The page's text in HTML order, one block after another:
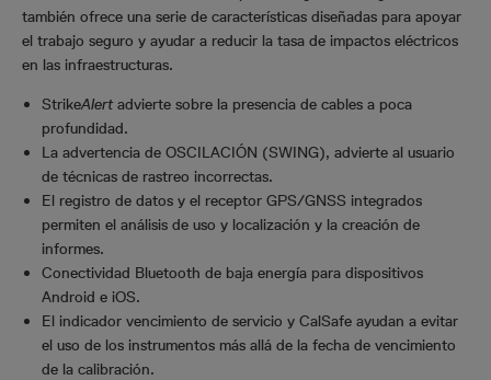
también ofrece una serie de características diseñadas para apoyar
el trabajo seguro y ayudar a reducir la tasa de impactos eléctricos
en las infraestructuras.
StrikeAlertadvierte sobre la presencia de cables a poca
profundidad.
La advertencia de OSCILACIÓN (SWING), advierte al usuario
de técnicas de rastreo incorrectas.
El registro de datos y el receptor GPS/GNSS integrados
permiten el análisis de uso y localización y la creación de
informes.
Conectividad Bluetooth de baja energía para dispositivos
Android e iOS.
El indicador vencimiento de servicio y CalSafe ayudan a evitar
el uso de los instrumentos más allá de la fecha de vencimiento
de la calibración.